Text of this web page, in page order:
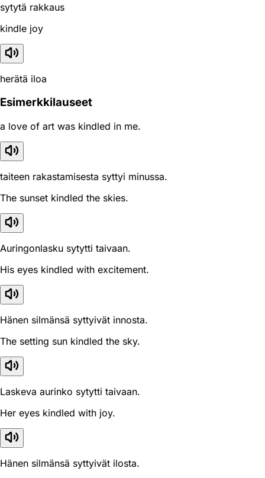
sytytä rakkaus
kindle joy
herätä iloa
Esimerkkilauseet
a love of art was kindled in me.
taiteen rakastamisesta syttyi minussa.
The sunset kindled the skies.
Auringonlasku sytytti taivaan.
His eyes kindled with excitement.
Hänen silmänsä syttyivät innosta.
The setting sun kindled the sky.
Laskeva aurinko sytytti taivaan.
Her eyes kindled with joy.
Hänen silmänsä syttyivät ilosta.